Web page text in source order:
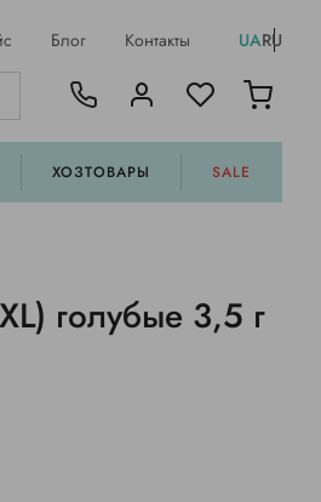
Блог Контакты UARU
ХОЗТОВАРЫ SALE
голубые 3,5 г